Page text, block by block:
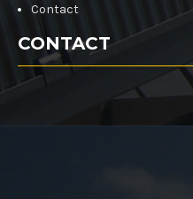
Contact
CONTACT